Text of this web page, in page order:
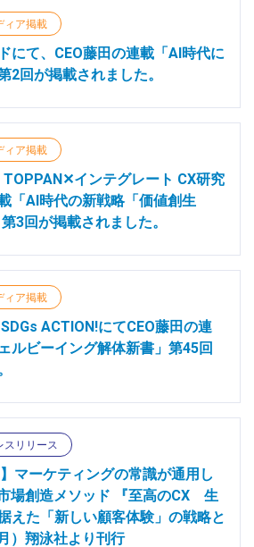
ィア掲載
にて、CEO藤田の連載「AI時代に
2回が掲載されました。
ィア掲載
インテグレート CX研究
「AI時代の新戦略「価値創生
3回が掲載されました。
ィア掲載
ACTION!にてCEO藤田の連
ルビーイング解体新書」第45回
スリリース
】マーケティングの常識が通用し
場創造メソッド 『至高のCX 生
えた「新しい顧客体験」の戦略と
）翔泳社より刊行